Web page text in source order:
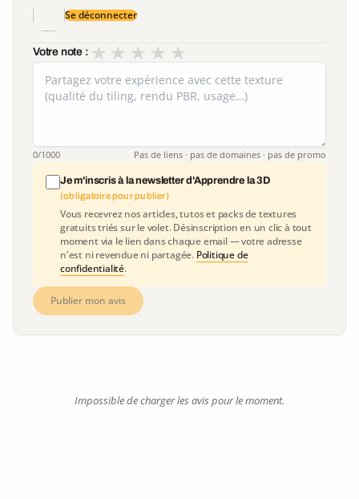
Se déconnecter
Votre note : ★
★
★
★
★
0/1000 Pas de liens · pas de domaines · pas de promo
Je m'inscris à la newsletter d'Apprendre la 3D
(obligatoire pour publier)
Vous recevrez nos articles, tutos et packs de textures
gratuits triés sur le volet. Désinscription en un clic à tout
moment via le lien dans chaque email — votre adresse
n'est ni revendue ni partagée. Politique de
confidentialité.
Publier mon avis
Impossible de charger les avis pour le moment.